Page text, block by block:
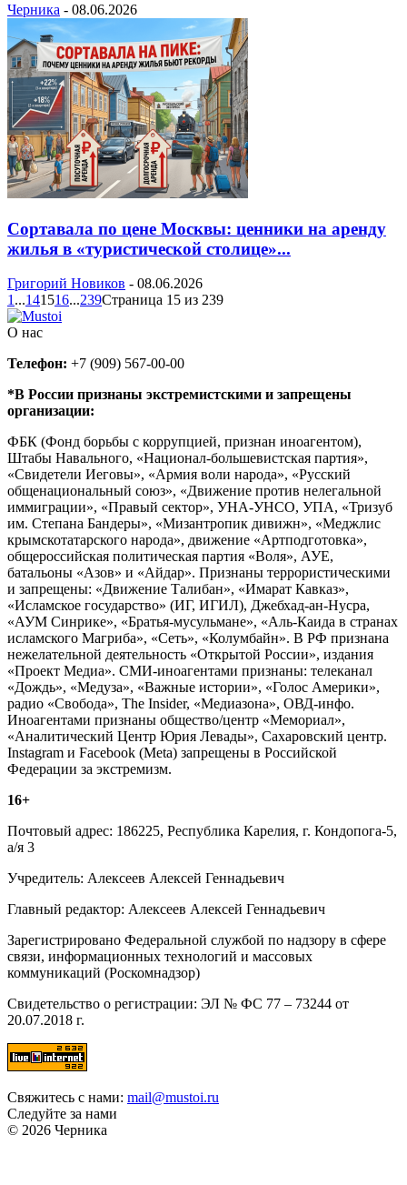
Черника - 08.06.2026
Сортавала по цене Москвы: ценники на аренду
жилья в «туристической столице»...
Григорий Новиков - 08.06.2026
1 ...141516...239Страница 15 из 239
О нас
Телефон: +7 (909) 567-00-00
*В России признаны экстремистскими и запрещены
организации:
ФБК (Фонд борьбы с коррупцией, признан иноагентом),
Штабы Навального, «Национал-большевистская партия»,
«Свидетели Иеговы», «Армия воли народа», «Русский
общенациональный союз», «Движение против нелегальной
иммиграции», «Правый сектор», УНА-УНСО, УПА, «Тризуб
им. Степана Бандеры», «Мизантропик дивижн», «Меджлис
крымскотатарского народа», движение «Артподготовка»,
общероссийская политическая партия «Воля», АУЕ,
батальоны «Азов» и «Айдар». Признаны террористическими
и запрещены: «Движение Талибан», «Имарат Кавказ»,
«Исламское государство» (ИГ, ИГИЛ), Джебхад-ан-Нусра,
«АУМ Синрике», «Братья-мусульмане», «Аль-Каида в странах
исламского Магриба», «Сеть», «Колумбайн». В РФ признана
нежелательной деятельность «Открытой России», издания
«Проект Медиа». СМИ-иноагентами признаны: телеканал
«Дождь», «Медуза», «Важные истории», «Голос Америки»,
радио «Свобода», The Insider, «Медиазона», ОВД-инфо.
Иноагентами признаны общество/центр «Мемориал»,
«Аналитический Центр Юрия Левады», Сахаровский центр.
Instagram и Facebook (Metа) запрещены в Российской
Федерации за экстремизм.
16+
Почтовый адрес: 186225, Республика Карелия, г. Кондопога-5,
а/я 3
Учредитель: Алексеев Алексей Геннадьевич
Главный редактор: Алексеев Алексей Геннадьевич
Зарегистрировано Федеральной службой по надзору в сфере
связи, информационных технологий и массовых
коммуникаций (Роскомнадзор)
Свидетельство о регистрации: ЭЛ № ФС 77 – 73244 от
20.07.2018 г.
Свяжитесь с нами: mail@mustoi.ru
Следуйте за нами
© 2026 Черника